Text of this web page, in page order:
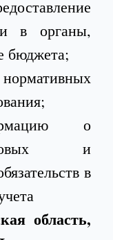
в органы,
бюджета;
о
и
в
область,